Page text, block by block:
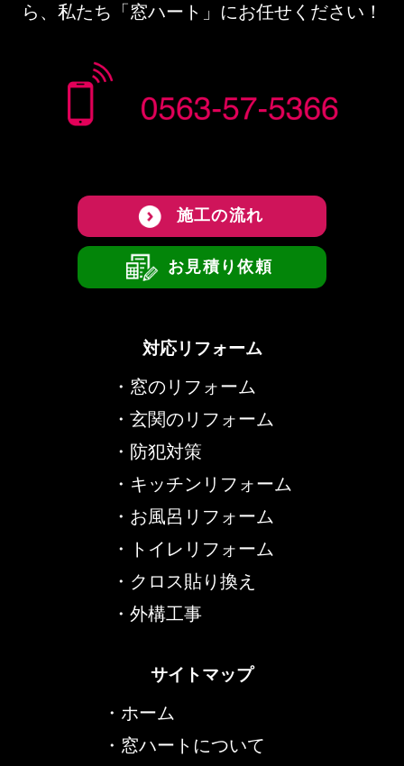
ら、私たち「窓ハート」にお任せください！
施工の流れ
お見積り依頼
対応リフォーム
・ 窓のリフォーム
・ 玄関のリフォーム
・ 防犯対策
・ キッチンリフォーム
・ お風呂リフォーム
・
トイレリフォーム
・ クロス貼り換え
・ 外構工事
サイトマップ
・ ホーム
・ 窓ハートについて